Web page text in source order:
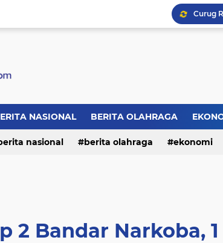
NASIONAL BERITA OLAHRAGA
nasional berita olahraga ekonomi
2 Bandar Narkoba, 1